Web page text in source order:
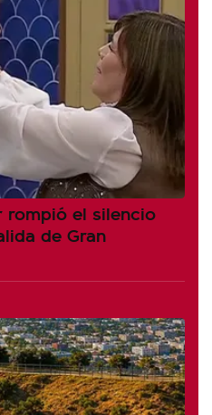
rompió el silencio
de Gran